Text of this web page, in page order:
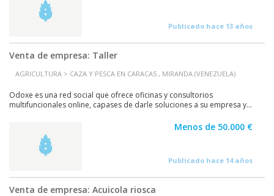
Publicado hace 13 años
Venta de empresa: Taller
AGRICULTURA > CAZA Y PESCA EN CARACAS , MIRANDA (VENEZUELA)
Odoxe es una red social que ofrece oficinas y consultorios
multifuncionales online, capases de darle soluciones a su empresa y...
Menos de 50.000 €
Publicado hace 14 años
Venta de empresa: Acuicola riosca